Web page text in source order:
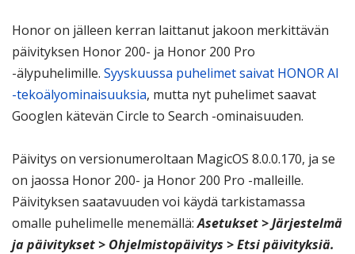
Honor on jälleen kerran laittanut jakoon merkittävän
päivityksen Honor 200- ja Honor 200 Pro
-älypuhelimille. Syyskuussa puhelimet saivat HONOR AI
-tekoälyominaisuuksia, mutta nyt puhelimet saavat
Googlen kätevän Circle to Search -ominaisuuden.
Päivitys on versionumeroltaan MagicOS 8.0.0.170, ja se
on jaossa Honor 200- ja Honor 200 Pro -malleille.
Päivityksen saatavuuden voi käydä tarkistamassa
omalle puhelimelle menemällä:Asetukset > Järjestelmä
ja päivitykset > Ohjelmistopäivitys > Etsi päivityksiä.